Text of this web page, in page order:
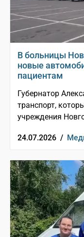
В больницы
новые
пациентам
Губернатор
транспорт,
учреждения
24.07.2026 /